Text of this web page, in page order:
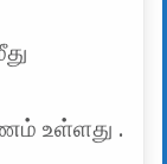
உள்ளது .